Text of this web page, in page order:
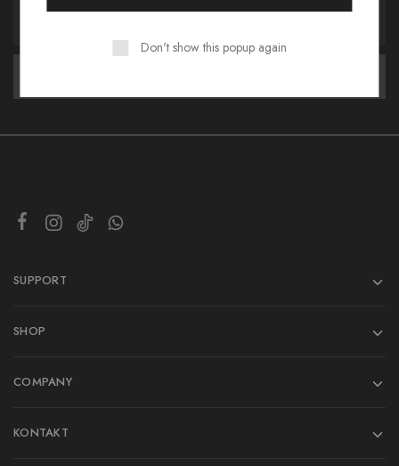
Don't show this popup again
SUPPORT
SHOP
COMPANY
KONTAKT